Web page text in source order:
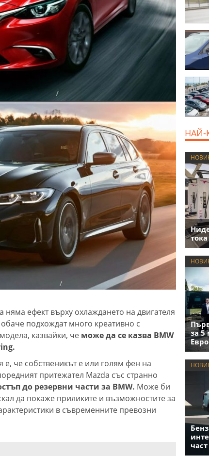
ефект върху охлаждането на двигателя
подхождат много креативно с
казвайки, че може да се казва BMW
е, че собственикът е или голям фен на
притежател Mazda със странно
до резервни части за BMW. Може би
да покаже приликите и възможностите за
в съвременните превозни
НАЙ-
за 5
част